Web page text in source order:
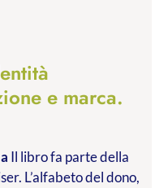
e marca.
Il libro fa parte della
L’alfabeto del dono,